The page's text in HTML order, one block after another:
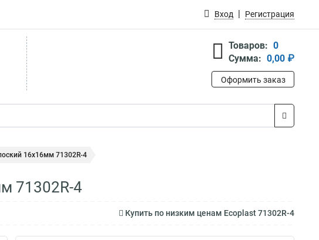
Вход Регистрация
Товаров: 0
Сумма: 0,00 ₽
Оформить заказ
16х16мм 71302R-4
71302R-4
Купить по низким ценам Ecoplast 71302R-4